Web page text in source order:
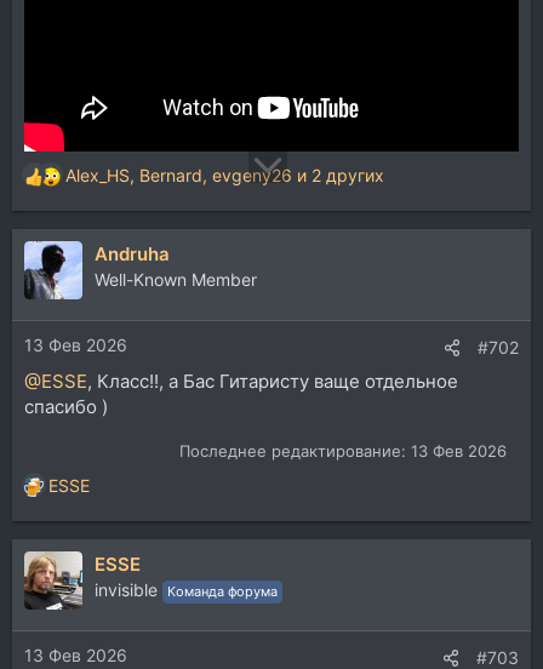
Р
е
а
ц
и
и
:
Alex_HS, Bernard, evgeny26 и 2 других
Andruha
Well-Known Member
13 Фев 2026 #702
@ESSE, Класс!!, а Бас Гитаристу ваще отдельное
спасибо )
Последнее редактирование: 13 Фев 2026
Р
е
а
к
ц
и
и
:
ESSE
ESSE
invisible Команда форума
13 Фев 2026 #703